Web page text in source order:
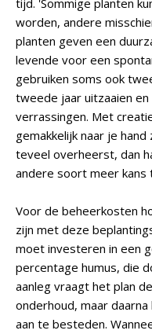
tijd. 'Sommige planten
worden, andere
planten geven een
levende voor een
gebruiken soms ook
tweede jaar uitzaaien
verrassingen. Met
gemakkelijk naar je
teveel overheerst, dan
andere soort meer kans
Voor de beheerkosten
zijn met deze
moet investeren in een
percentage humus, die
aanleg vraagt het plan
onderhoud, maar
aan te besteden.